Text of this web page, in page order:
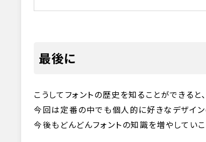
最後に
こうしてフォントの歴史を知ることができると
今回は定番の中でも個人的に好きなデザイン
今後もどんどんフォントの知識を増やしていこ